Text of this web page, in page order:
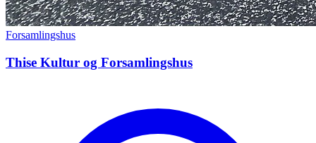
Forsamlingshus
Thise Kultur og Forsamlingshus